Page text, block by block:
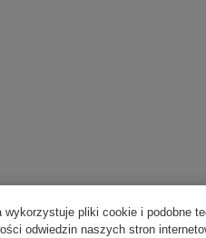
wykorzystuje pliki cookie i podobne
odwiedzin naszych stron